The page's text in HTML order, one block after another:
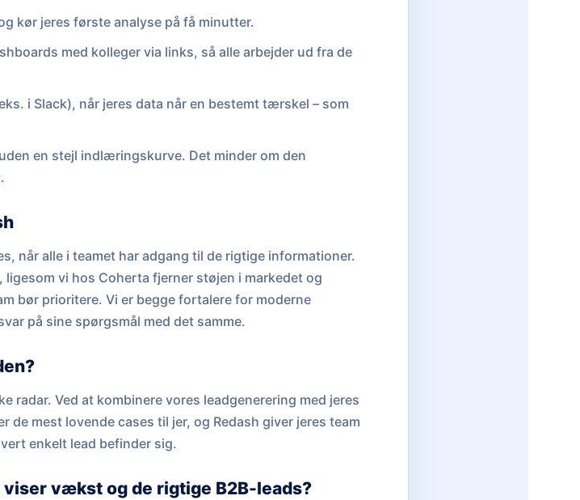
kør jeres første analyse på få minutter.
med kolleger via links, så alle arbejder ud fra de
i Slack), når jeres data når en bestemt tærskel – som
en stejl indlæringskurve. Det minder om den
.
når alle i teamet har adgang til de rigtige informationer.
vi hos Coherta fjerner støjen i markedet og
bør prioritere. Vi er begge fortalere for moderne
på sine spørgsmål med det samme.
radar. Ved at kombinere vores leadgenerering med jeres
de mest lovende cases til jer, og Redash giver jeres team
enkelt lead befinder sig.
vækst og de rigtige B2B-leads?